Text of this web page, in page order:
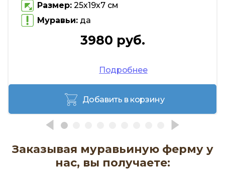
Размер: 25х19х7 см
Муравьи: да
3980 руб.
Подробнее
Добавить в корзину
Заказывая муравьиную ферму у
нас, вы получаете: